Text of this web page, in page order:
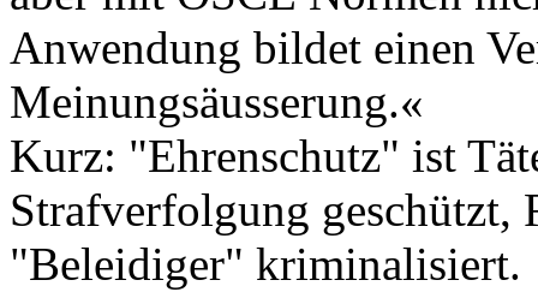
Anwendung bildet einen
Meinungsäusserung.«
Kurz: "Ehrenschutz" ist
Strafverfolgung geschützt,
"Beleidiger" kriminalisiert.